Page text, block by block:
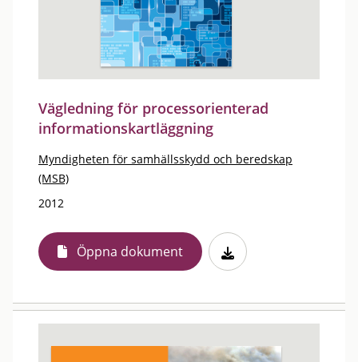
Vägledning för processorienterad
informationskartläggning
Myndigheten för samhällsskydd och beredskap
(MSB)
2012
Öppna dokument